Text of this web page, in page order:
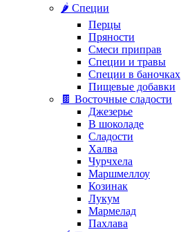
🌶️ Специи
Перцы
Пряности
Смеси приправ
Специи и травы
Специи в баночках
Пищевые добавки
🍫 Восточные сладости
Джезерье
В шоколаде
Сладости
Халва
Чурчхела
Маршмеллоу
Козинак
Лукум
Мармелад
Пахлава